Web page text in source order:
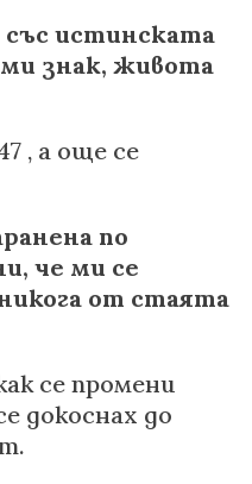
със истинската
ми знак, живота
, а още се
по
че ми се
от стаята
се промени
докоснах до